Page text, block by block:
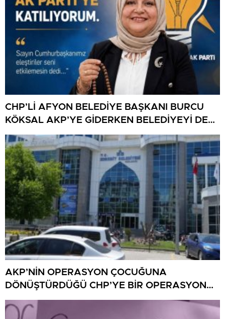
CHP’Lİ AFYON BELEDİYE BAŞKANI BURCU
KÖKSAL AKP’YE GİDERKEN BELEDİYEYİ DE
GÖTÜRÜYOR!
AKP’NİN OPERASYON ÇOCUĞUNA
DÖNÜŞTÜRDÜĞÜ CHP’YE BİR OPERASYON
DAHA!